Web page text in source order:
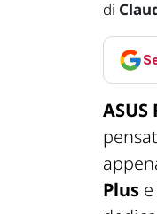
di
ASUS
Plus e